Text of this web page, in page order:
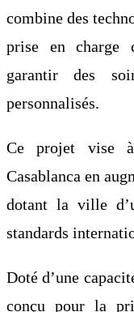
combine des
prise en charge
garantir des
personnalisés.
Ce projet vise
Casablanca en
dotant la ville
standards
Doté d’une
conçu pour la